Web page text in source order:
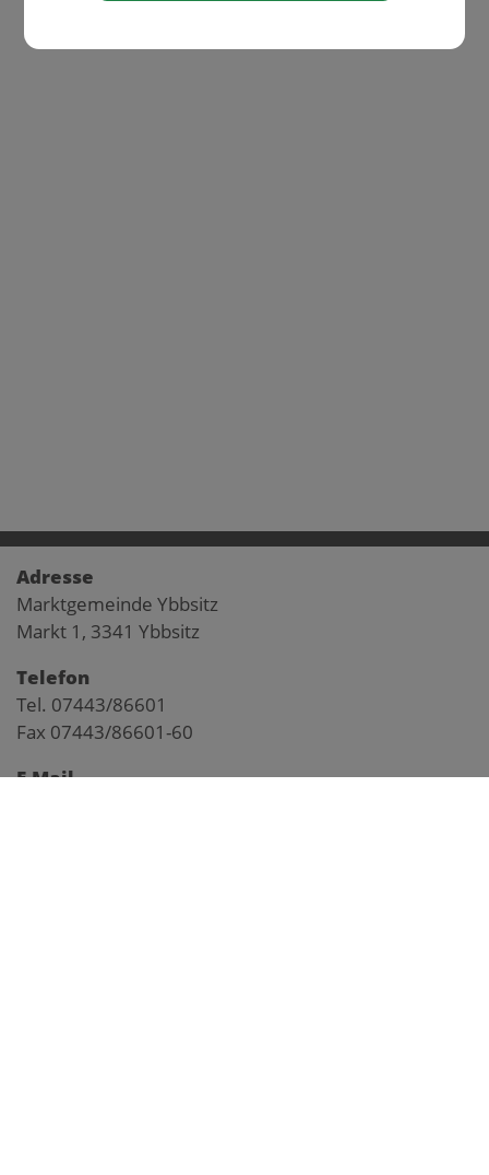
Adresse
Marktgemeinde Ybbsitz
Markt 1, 3341 Ybbsitz
Telefon
Tel. 07443/86601
Fax 07443/86601-60
E-Mail